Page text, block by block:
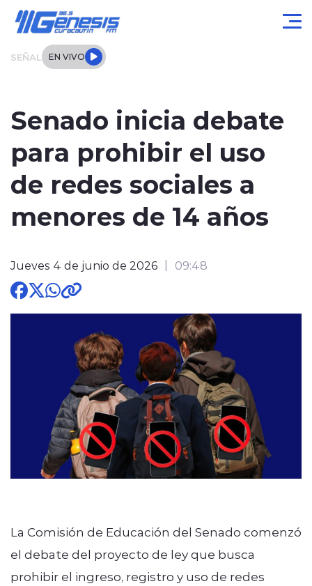
SEÑAL EN VIVO
Regional
Entrevistas
Deportes
modo claro
Senado inicia debate
para prohibir el uso
de redes sociales a
menores de 14 años
Jueves 4 de junio de 2026 09:48
La Comisión de Educación del Senado comenzó
el debate del proyecto de ley que busca
prohibir el ingreso, registro y uso de redes